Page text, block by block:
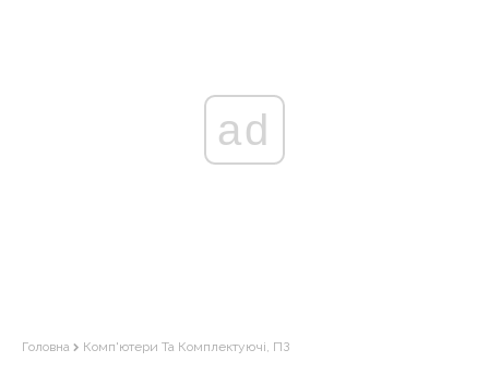
ad
Головна Комп'ютери Та Комплектуючі, ПЗ